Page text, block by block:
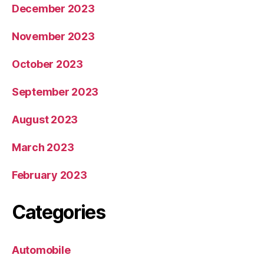
December 2023
November 2023
October 2023
September 2023
August 2023
March 2023
February 2023
Categories
Automobile